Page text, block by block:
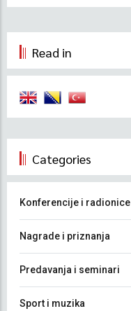
Read in
Categories
Konferencije i radionice
Nagrade i priznanja
Predavanja i seminari
Sport i muzika